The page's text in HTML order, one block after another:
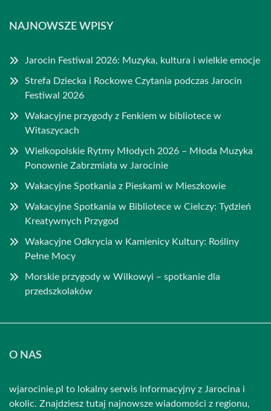
NAJNOWSZE WPISY
Jarocin Festiwal 2026: Muzyka, kultura i wielkie emocje
Strefa Dziecka i Rockowe Czytania podczas Jarocin
Festiwal 2026
Wakacyjne przygody z Fenkiem w bibliotece w
Witaszycach
Wielkopolskie Rytmy Młodych 2026 – Młoda Muzyka
Ponownie Zabrzmiała w Jarocinie
Wakacyjne Spotkania z Pieskami w Mieszkowie
Wakacyjne Spotkania w Bibliotece w Cielczy: Tydzień
Kreatywnych Przygod
Wakacyjne Odkrycia w Kamienicy Kultury: Rośliny
Pełne Mocy
Morskie przygody w Wilkowyi – spotkanie dla
przedszkolaków
O NAS
wjarocinie.pl to lokalny serwis informacyjny z Jarocina i
okolic. Znajdziesz tutaj najnowsze wiadomości z regionu,